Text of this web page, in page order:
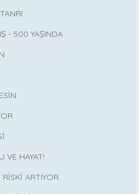
- 500 YAŞINDA
VE HAYAT!
ARTIYOR